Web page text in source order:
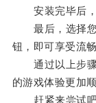
安装完毕后，
最后，选择您
钮，即可享受流
通过以上步骤
的游戏体验更加顺
赶紧来尝试吧